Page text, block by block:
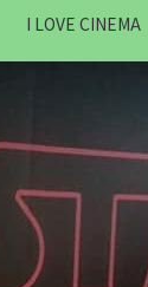
I LOVE CINEMA